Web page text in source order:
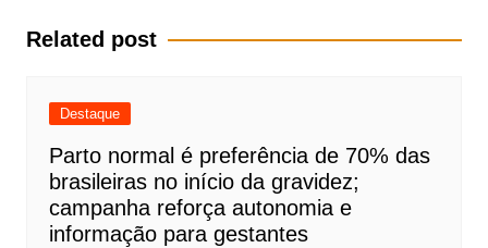
Post
Related post
Destaque
Parto normal é preferência de 70% das
brasileiras no início da gravidez;
campanha reforça autonomia e
informação para gestantes